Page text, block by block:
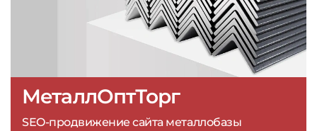
МеталлОптТорг
SEO-продвижение сайта металлобазы